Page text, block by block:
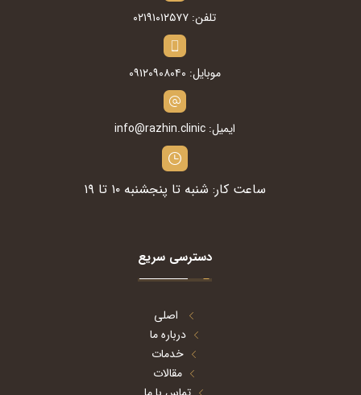
تلفن: ۰۲۱۹۱۰۱۲۵۷۷
موبایل: ۰۹۱۲۰۹۰۸۰۴۰
ایمیل: info@razhin.clinic
ساعت کار: شنبه تا پنجشنبه ۱۰ تا ۱۹
دسترسی سریع
اصلی
درباره ما
خدمات
مقالات